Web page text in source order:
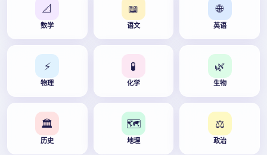
📐
数学
📖
语文
🌐
英语
⚡
物理
🧪
化学
🌿
生物
🏛️
历史
🗺️
地理
⚖️
政治